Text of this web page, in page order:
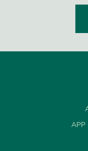
APP